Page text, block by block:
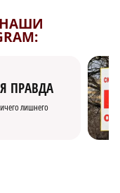
ПРАВДА
лишнего